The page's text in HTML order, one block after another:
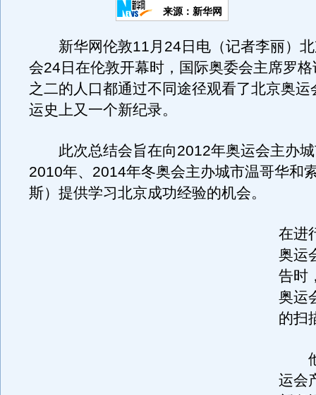
来源：新华网
新华网伦敦11月24日电（记者李丽）北
会24日在伦敦开幕时，国际奥委会主席罗
之二的人口都通过不同途径观看了北京奥运
运史上又一个新纪录。
此次总结会旨在向2012年奥运会主办城
2010年、2014年冬奥会主办城市温哥华和
斯）提供学习北京成功经验的机会。
在进
奥运
告时
奥运
的扫
他
运会